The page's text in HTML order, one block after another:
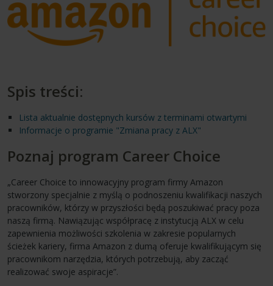
Spis treści:
Lista aktualnie dostępnych kursów z terminami otwartymi
Informacje o programie "Zmiana pracy z ALX"
Poznaj program Career Choice
„Career Choice to innowacyjny program firmy Amazon
stworzony specjalnie z myślą o podnoszeniu kwalifikacji naszych
pracowników, którzy w przyszłości będą poszukiwać pracy poza
naszą firmą. Nawiązując współpracę z instytucją ALX w celu
zapewnienia możliwości szkolenia w zakresie popularnych
ścieżek kariery, firma Amazon z dumą oferuje kwalifikującym się
pracownikom narzędzia, których potrzebują, aby zacząć
realizować swoje aspiracje”.